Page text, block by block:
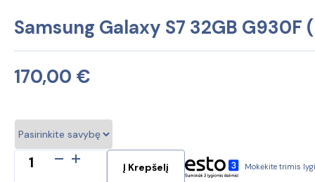
Samsung Galaxy S7 32GB
170,00 €
produkto
kiekis:
Į Krepšelį Mokėkite trimis